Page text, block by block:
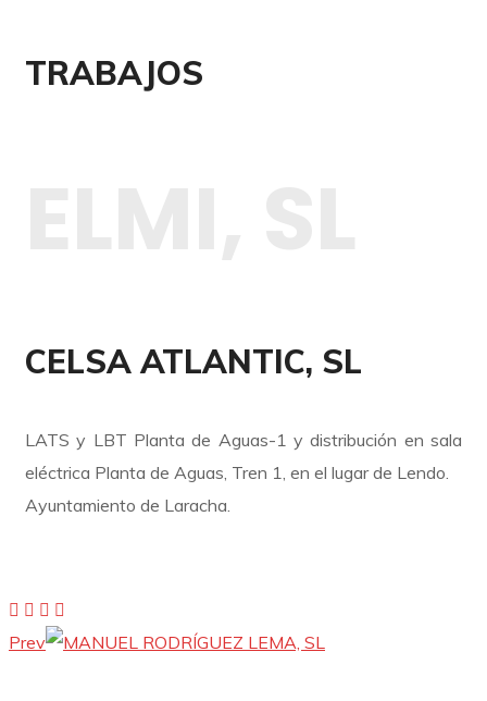
TRABAJOS
CELSA ATLANTIC, SL
LATS y LBT Planta de Aguas-1 y distribución en sala
eléctrica Planta de Aguas, Tren 1, en el lugar de Lendo.
Ayuntamiento de Laracha.
Prev